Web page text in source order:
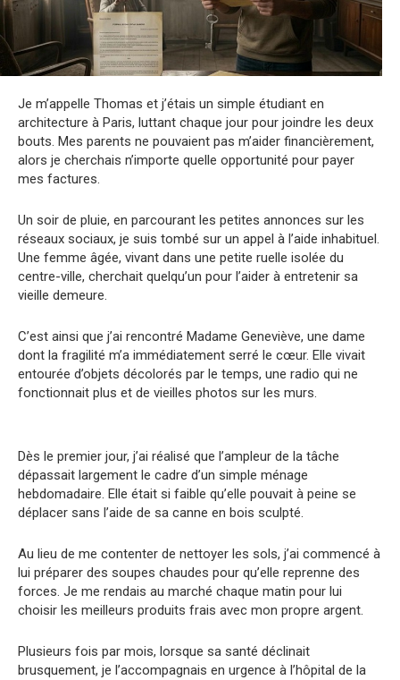
Je m’appelle Thomas et j’étais un simple étudiant en
architecture à Paris, luttant chaque jour pour joindre les deux
bouts. Mes parents ne pouvaient pas m’aider financièrement,
alors je cherchais n’importe quelle opportunité pour payer
mes factures.
Un soir de pluie, en parcourant les petites annonces sur les
réseaux sociaux, je suis tombé sur un appel à l’aide inhabituel.
Une femme âgée, vivant dans une petite ruelle isolée du
centre-ville, cherchait quelqu’un pour l’aider à entretenir sa
vieille demeure.
C’est ainsi que j’ai rencontré Madame Geneviève, une dame
dont la fragilité m’a immédiatement serré le cœur. Elle vivait
entourée d’objets décolorés par le temps, une radio qui ne
fonctionnait plus et de vieilles photos sur les murs.
Dès le premier jour, j’ai réalisé que l’ampleur de la tâche
dépassait largement le cadre d’un simple ménage
hebdomadaire. Elle était si faible qu’elle pouvait à peine se
déplacer sans l’aide de sa canne en bois sculpté.
Au lieu de me contenter de nettoyer les sols, j’ai commencé à
lui préparer des soupes chaudes pour qu’elle reprenne des
forces. Je me rendais au marché chaque matin pour lui
choisir les meilleurs produits frais avec mon propre argent.
Plusieurs fois par mois, lorsque sa santé déclinait
brusquement, je l’accompagnais en urgence à l’hôpital de la